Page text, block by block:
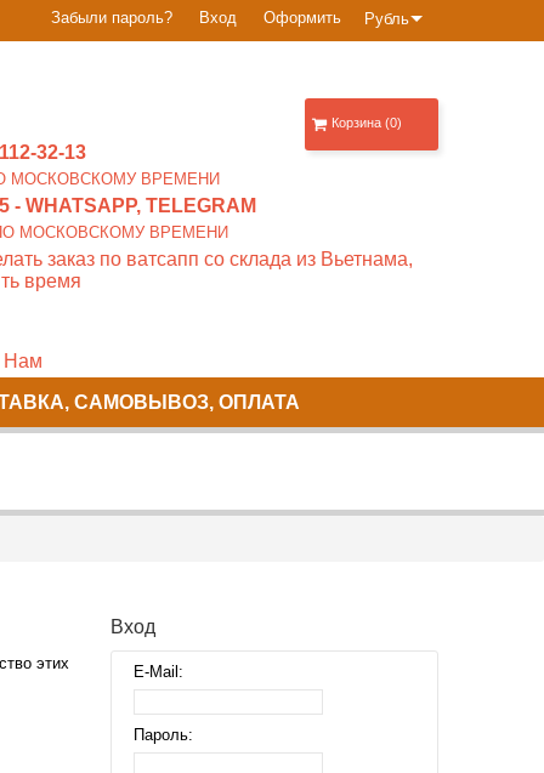
Рубль
Забыли пароль? Вход Оформить
32-13
МОСКОВСКОМУ ВРЕМЕНИ
- WHATSAPP, TELEGRAM
ПО МОСКОВСКОМУ ВРЕМЕНИ
заказ по ватсапп со склада из Вьетнама,
время
Нам
Корзина (0)
САМОВЫВОЗ, ОПЛАТА
этих
Вход
E-Mail:
Пароль: